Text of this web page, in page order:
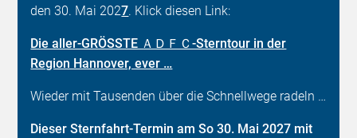
den 30. Mai 2027. Klick diesen Link:
Die aller-GRÖSSTE ＡＤＦＣ-Sterntour in der
Region Hannover, ever …
Wieder mit Tausenden über die Schnellwege radeln …
Dieser Sternfahrt-Termin am So 30. Mai 2027 mit